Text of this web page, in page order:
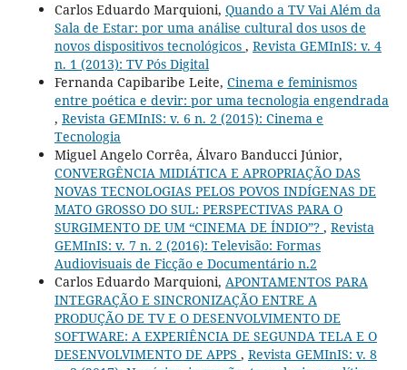
Carlos Eduardo Marquioni, Quando a TV Vai Além da
Sala de Estar: por uma análise cultural dos usos de
novos dispositivos tecnológicos , Revista GEMInIS: v. 4
n. 1 (2013): TV Pós Digital
Fernanda Capibaribe Leite, Cinema e feminismos
entre poética e devir: por uma tecnologia engendrada
, Revista GEMInIS: v. 6 n. 2 (2015): Cinema e
Tecnologia
Miguel Angelo Corrêa, Álvaro Banducci Júnior,
CONVERGÊNCIA MIDIÁTICA E APROPRIAÇÃO DAS
NOVAS TECNOLOGIAS PELOS POVOS INDÍGENAS DE
MATO GROSSO DO SUL: PERSPECTIVAS PARA O
SURGIMENTO DE UM “CINEMA DE ÍNDIO”? , Revista
GEMInIS: v. 7 n. 2 (2016): Televisão: Formas
Audiovisuais de Ficção e Documentário n.2
Carlos Eduardo Marquioni, APONTAMENTOS PARA
INTEGRAÇÃO E SINCRONIZAÇÃO ENTRE A
PRODUÇÃO DE TV E O DESENVOLVIMENTO DE
SOFTWARE: A EXPERIÊNCIA DE SEGUNDA TELA E O
DESENVOLVIMENTO DE APPS , Revista GEMInIS: v. 8